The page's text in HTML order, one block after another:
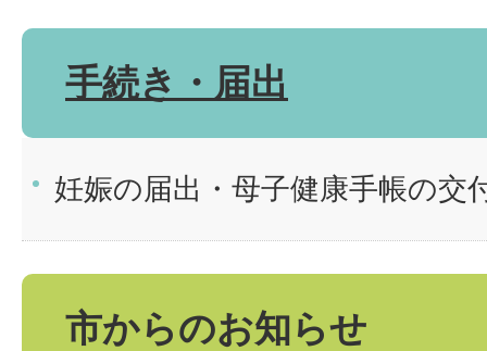
手続き・届出
妊娠の届出・母子健康手帳の交
市からのお知らせ